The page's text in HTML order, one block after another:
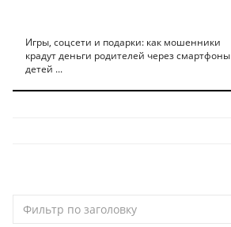
Игры, соцсети и подарки: как мошенники
крадут деньги родителей через смартфоны
детей ...
по